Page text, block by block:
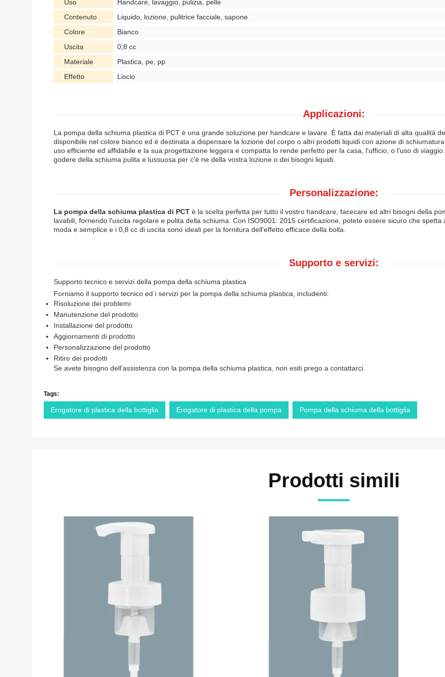
Uso
Handcare, lavaggio, pulizia, pelle
Contenuto
Liquido, lozione, pulitrice facciale, sapone
Colore
Bianco
Uscita
0,8 cc
Materiale
Plastica, pe, pp
Effetto
Liscio
Applicazioni:
La pompa della schiuma plastica di PCT è una grande soluzione per handcare e lavare. È fatta dai materiali di alta qualità
disponibile nel colore bianco ed è destinata a dispensare la lozione del corpo o altri prodotti liquidi con azione di
uso efficiente ed affidabile e la sua progettazione leggera e compatta lo rende perfetto per la casa, l'ufficio, o l'uso di
godere della schiuma pulita e lussuosa per c'è ne della vostra lozione o dei bisogni liquidi.
Personalizzazione:
La pompa della schiuma plastica di PCT è la scelta perfetta per tutto il vostro handcare, facecare ed altri bisogni della
lavabili, fornendo l'uscita regolare e pulita della schiuma. Con ISO9001: 2015 certificazione, potete essere sicuro che
moda e semplice e i 0,8 cc di uscita sono ideali per la fornitura dell'effetto efficace della bolla.
Supporto e servizi:
Supporto tecnico e servizi della pompa della schiuma plastica
Forniamo il supporto tecnico ed i servizi per la pompa della schiuma plastica, includenti:
Risoluzione dei problemi
Manutenzione del prodotto
Installazione del prodotto
Aggiornamenti di prodotto
Personalizzazione del prodotto
Ritiro dei prodotti
Se avete bisogno dell'assistenza con la pompa della schiuma plastica, non esiti prego a contattarci.
Tags:
Erogatore di plastica della bottiglia Erogatore di plastica della pompa Pompa della schiuma della bottiglia
Prodotti simili